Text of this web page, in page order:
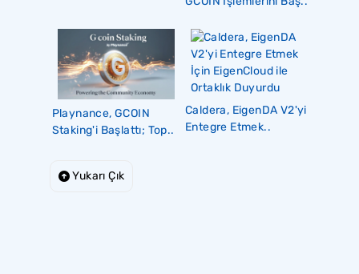
Playnance, GCOIN
Staking'i Başlattı; Top..
Caldera, EigenDA V2'yi
Entegre Etmek..
Yukarı Çık